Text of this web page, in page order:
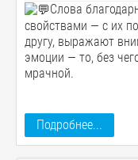
Слова
свойствами — с их
другу, выражают
эмоции — то, без
мрачной.
Подробнее...